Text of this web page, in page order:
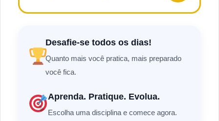
Desafie-se todos os dias!
Quanto mais você pratica, mais preparado
você fica.
Aprenda. Pratique. Evolua.
Escolha uma disciplina e comece agora.